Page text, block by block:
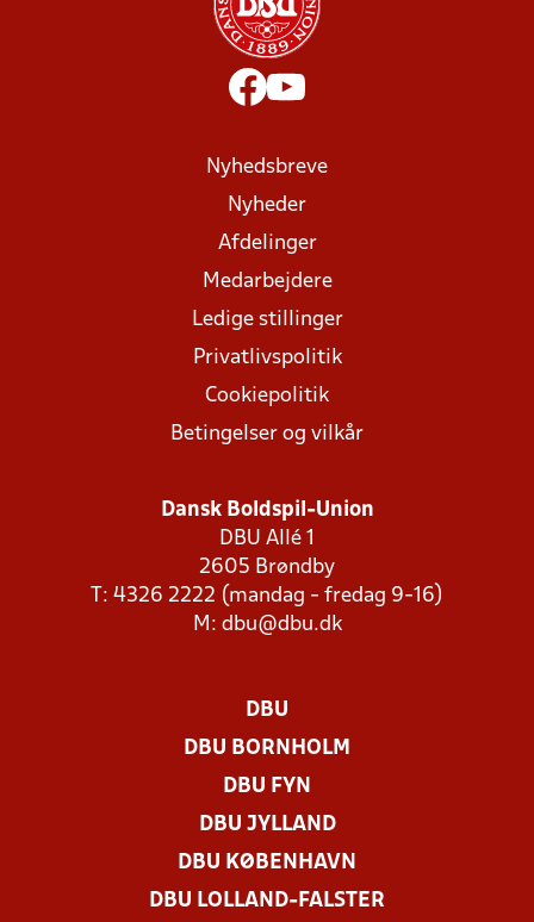
Nyhedsbreve
Nyheder
Afdelinger
Medarbejdere
Ledige stillinger
Privatlivspolitik
Cookiepolitik
Betingelser og vilkår
Dansk Boldspil-Union
DBU Allé 1
2605 Brøndby
T: 4326 2222 (mandag - fredag 9-16)
M: dbu@dbu.dk
DBU
DBU BORNHOLM
DBU FYN
DBU JYLLAND
DBU KØBENHAVN
DBU LOLLAND-FALSTER